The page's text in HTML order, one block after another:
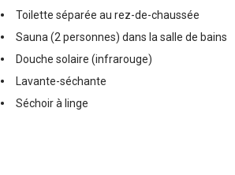
Toilette séparée au rez-de-chaussée
Sauna (2 personnes) dans la salle de bains
Douche solaire (infrarouge)
Lavante-séchante
Séchoir à linge